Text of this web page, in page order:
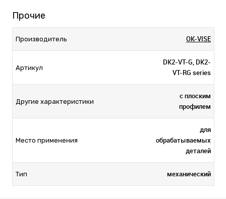
Прочие
Производитель OK-VISE
Артикул
DK2-VT-G, DK2-
VT-RG series
Другие характеристики
с плоским
профилем
Место применения
для
обрабатываемых
деталей
Тип механический